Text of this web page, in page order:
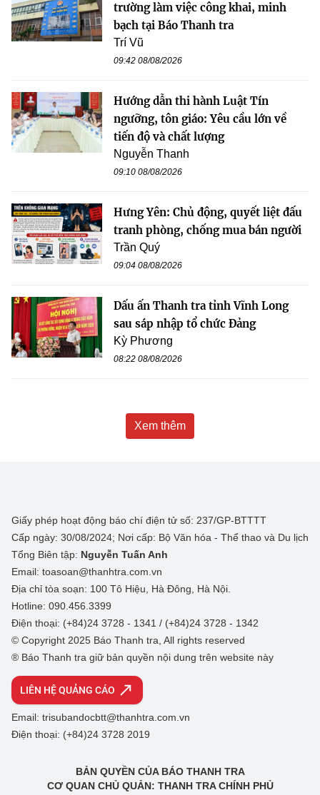
trường làm việc công khai, minh
bạch tại Báo Thanh tra
Trí Vũ
09:42 08/08/2026
Hướng dẫn thi hành Luật Tín
ngưỡng, tôn giáo: Yêu cầu lớn về
tiến độ và chất lượng
Nguyễn Thanh
09:10 08/08/2026
Hưng Yên: Chủ động, quyết liệt đấu
tranh phòng, chống mua bán người
Trần Quý
09:04 08/08/2026
Dấu ấn Thanh tra tỉnh Vĩnh Long
sau sáp nhập tổ chức Đảng
Kỳ Phương
08:22 08/08/2026
Xem thêm
Giấy phép hoạt động báo chí điện tử số: 237/GP-BTTTT
Cấp ngày: 30/08/2024; Nơi cấp: Bộ Văn hóa - Thể thao và Du lịch
Tổng Biên tập: Nguyễn Tuấn Anh
Email: toasoan@thanhtra.com.vn
Địa chỉ tòa soạn: 100 Tô Hiệu, Hà Đông, Hà Nội.
Hotline: 090.456.3399
Điện thoại: (+84)24 3728 - 1341 / (+84)24 3728 - 1342
© Copyright 2025 Báo Thanh tra, All rights reserved
® Báo Thanh tra giữ bản quyền nội dung trên website này
LIÊN HỆ QUẢNG CÁO
Email: trisubandocbtt@thanhtra.com.vn
Điện thoại: (+84)24 3728 2019
BẢN QUYỀN CỦA BÁO THANH TRA
CƠ QUAN CHỦ QUẢN: THANH TRA CHÍNH PHỦ